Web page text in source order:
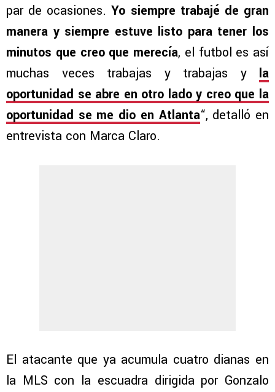
par de ocasiones.Yo siempre trabajé de gran
manera y siempre estuve listo para tener los
minutos que creo que merecía, el futbol es así
muchas veces trabajas y trabajas y la
oportunidad se abre en otro lado y creo que la
oportunidad se me dio en Atlanta“, detalló en
entrevista con Marca Claro.
El atacante que ya acumula cuatro dianas en
la MLS con la escuadra dirigida por Gonzalo